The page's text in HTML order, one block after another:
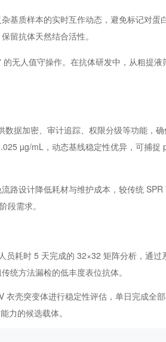
基质样本的实时互作动态，避免标记对蛋
留抗体天然结合活性。
无人值守操作。在抗体研发中，从粗提液
据加密、审计追踪、权限分级等功能，
µg/mL，动态基线稳定性优异，可捕捉
路设计降低耗材与维护成本，较传统 SPR
段需求。
耗时 5 天完成的 32×32 矩阵分析，通过
统方法漏检的低丰度表位抗体。
壳突变体进行稳定性评估，单日完成全部
力的候选载体。